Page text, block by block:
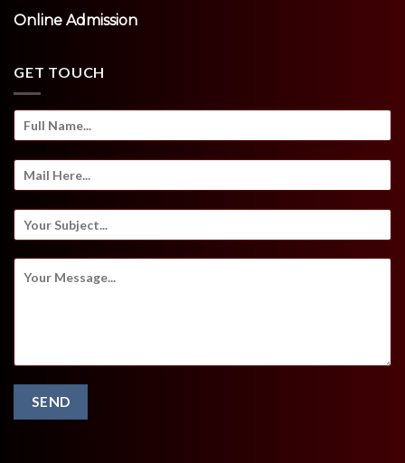
Online Admission
GET TOUCH